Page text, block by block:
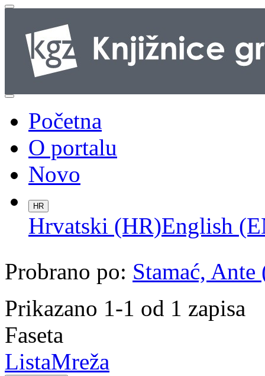
Početna
O portalu
Novo
HR
Hrvatski (HR)English
Probrano po: Stamać,
Prikazano 1-1 od 1 zapisa
Faseta
ListaMreža